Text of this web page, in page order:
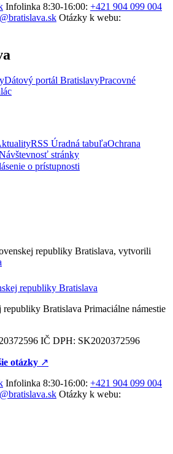
Infolinka 8:30-16:00: +421 904 099 004
Otázky k webu:
Dátový portál BratislavyPracovné
RSS Úradná tabuľaOchrana
stránky
o prístupnosti
republiky Bratislava, vytvorili
republiky Bratislava
Bratislava Primaciálne námestie
IČ DPH: SK2020372596
otázky ↗︎
Infolinka 8:30-16:00: +421 904 099 004
Otázky k webu: